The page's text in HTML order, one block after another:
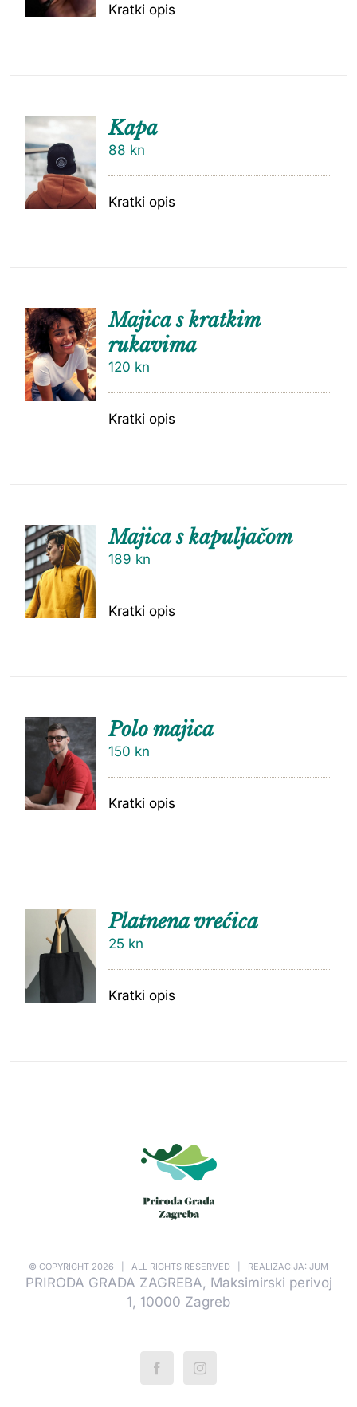
Kratki opis
KOŠARI
CU
Kapa
88 kn
Kratki opis
DODAJ
U
CU
Majica s kratkim
rukavima
120 kn
Kratki opis
U
KOŠARI
Majica s kapuljačom
189 kn
Kratki opis
DODAJ
U
KOŠARI
Polo majica
150 kn
Kratki opis
DODAJ
Platnena vrećica
25 kn
Kratki opis
© COPYRIGHT 2026 | ALL RIGHTS RESERVED | REALIZACIJA: JUM
PRIRODA GRADA ZAGREBA, Maksimirski perivoj
1, 10000 Zagreb